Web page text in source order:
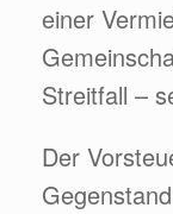
einer
Streitfall –
Der